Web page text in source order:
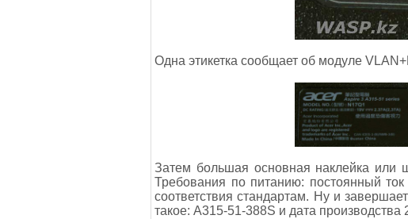
Одна этикетка сообщает об модуле
Затем большая основная наклейка или
Требования по питанию: постоянный
соответствия стандартам. Ну и
такое: A315-51-388S и дата производства